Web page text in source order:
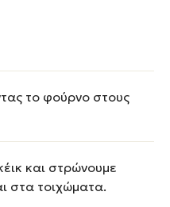
το φούρνο στους
και στρώνουμε
στα τοιχώματα.